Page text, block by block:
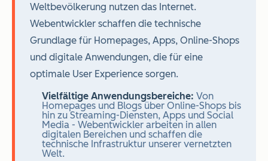
Weltbevölkerung nutzen das Internet.
Webentwickler schaffen die technische
Grundlage für Homepages, Apps, Online-Shops
und digitale Anwendungen, die für eine
optimale User Experience sorgen.
Vielfältige Anwendungsbereiche: Von
Homepages und Blogs über Online-Shops bis
hin zu Streaming-Diensten, Apps und Social
Media - Webentwickler arbeiten in allen
digitalen Bereichen und schaffen die
technische Infrastruktur unserer vernetzten
Welt.